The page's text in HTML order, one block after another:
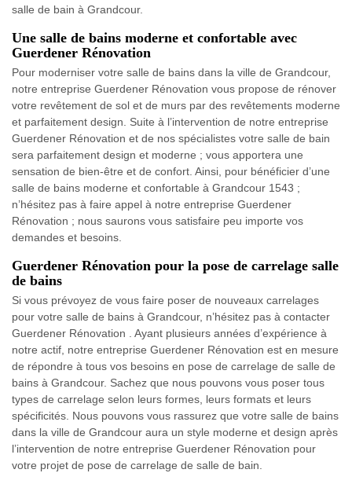
salle de bain à Grandcour.
Une salle de bains moderne et confortable avec
Guerdener Rénovation
Pour moderniser votre salle de bains dans la ville de Grandcour,
notre entreprise Guerdener Rénovation vous propose de rénover
votre revêtement de sol et de murs par des revêtements moderne
et parfaitement design. Suite à l’intervention de notre entreprise
Guerdener Rénovation et de nos spécialistes votre salle de bain
sera parfaitement design et moderne ; vous apportera une
sensation de bien-être et de confort. Ainsi, pour bénéficier d’une
salle de bains moderne et confortable à Grandcour 1543 ;
n’hésitez pas à faire appel à notre entreprise Guerdener
Rénovation ; nous saurons vous satisfaire peu importe vos
demandes et besoins.
Guerdener Rénovation pour la pose de carrelage salle
de bains
Si vous prévoyez de vous faire poser de nouveaux carrelages
pour votre salle de bains à Grandcour, n’hésitez pas à contacter
Guerdener Rénovation . Ayant plusieurs années d’expérience à
notre actif, notre entreprise Guerdener Rénovation est en mesure
de répondre à tous vos besoins en pose de carrelage de salle de
bains à Grandcour. Sachez que nous pouvons vous poser tous
types de carrelage selon leurs formes, leurs formats et leurs
spécificités. Nous pouvons vous rassurez que votre salle de bains
dans la ville de Grandcour aura un style moderne et design après
l’intervention de notre entreprise Guerdener Rénovation pour
votre projet de pose de carrelage de salle de bain.